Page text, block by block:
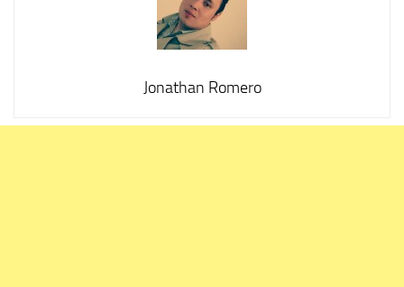
Jonathan Romero